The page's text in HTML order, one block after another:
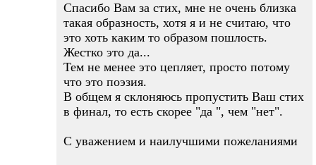
Спасибо Вам за стих, мне не очень близка
такая образность, хотя я и не считаю, что
это хоть каким то образом пошлость.
Жестко это да...
Тем не менее это цепляет, просто потому
что это поэзия.
В общем я склоняюсь пропустить Ваш стих
в финал, то есть скорее "да ", чем "нет".
С уважением и наилучшими пожеланиями